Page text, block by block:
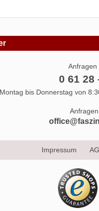
Anfragen
0 61 28
bis Donnerstag von
Impressum